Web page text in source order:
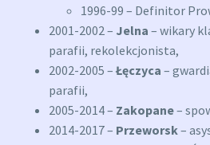
1996-99 – Definitor
2001-2002 – Jelna – wikary
parafii, rekolekcjonista,
2002-2005 – Łęczyca –
parafii,
2005-2014 – Zakopane–
2014-2017 – Przeworsk–